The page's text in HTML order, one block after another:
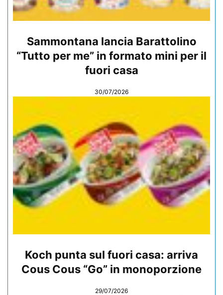
Sammontana lancia Barattolino
“Tutto per me” in formato mini per il
fuori casa
30/07/2026
Koch punta sul fuori casa: arriva
Cous Cous “Go” in monoporzione
29/07/2026